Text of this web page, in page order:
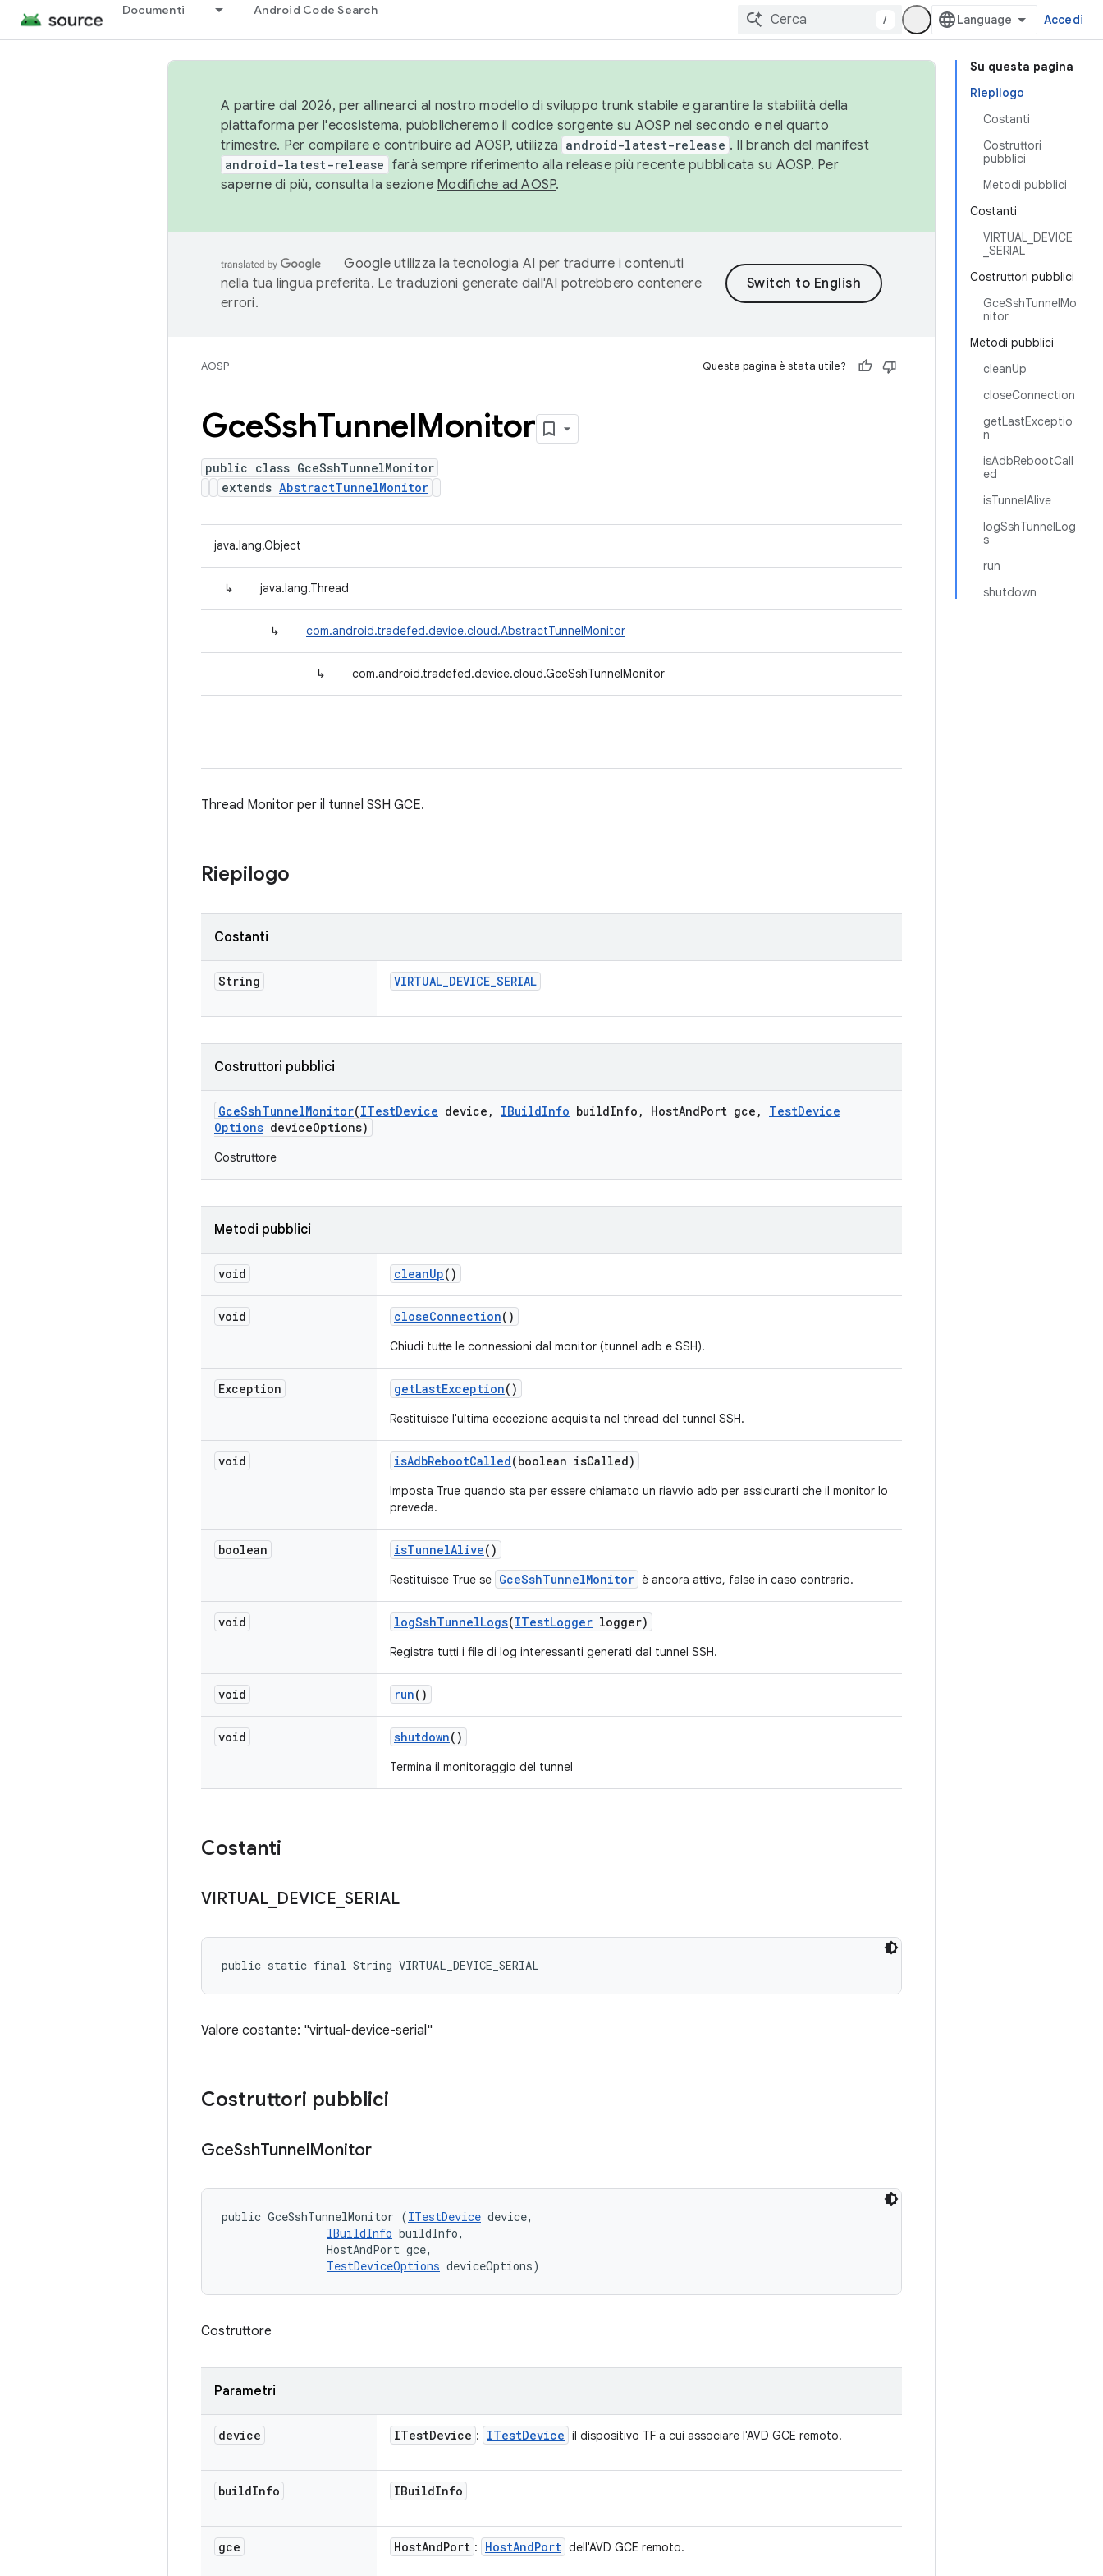
Documenti Android Code Search
/ Accedi
Su questa pagina
Riepilogo
Costanti
Costruttori
pubblici
Metodi pubblici
Costanti
VIRTUAL_DEVICE
_SERIAL
Costruttori pubblici
GceSshTunnelMo
nitor
Metodi pubblici
cleanUp
closeConnection
getLastExceptio
n
isAdbRebootCall
ed
isTunnelAlive
logSshTunnelLog
s
run
shutdown
A partire dal 2026, per allinearci al nostro modello di sviluppo trunk stabile e garantire la stabilità della
piattaforma per l'ecosistema, pubblicheremo il codice sorgente su AOSP nel secondo e nel quarto
trimestre. Per compilare e contribuire ad AOSP, utilizza android-latest-release . Il branch del manifest
android-latest-release farà sempre riferimento alla release più recente pubblicata su AOSP. Per
saperne di più, consulta la sezione Modifiche ad AOSP.
Google utilizza la tecnologia AI per tradurre i contenuti
nella tua lingua preferita. Le traduzioni generate dall'AI potrebbero contenere
errori.
AOSP Questa pagina è stata utile?
GceSshTunnelMonitor
public class GceSshTunnelMonitor
extends AbstractTunnelMonitor
java.lang.Object
↳ java.lang.Thread
↳ com.android.tradefed.device.cloud.AbstractTunnelMonitor
↳ com.android.tradefed.device.cloud.GceSshTunnelMonitor
Thread Monitor per il tunnel SSH GCE.
Riepilogo
Costanti
String VIRTUAL_DEVICE_SERIAL
Costruttori pubblici
GceSshTunnelMonitor(ITestDevice device , IBuildInfo buildInfo , HostAndPort gce , TestDevice
Options deviceOptions)
Costruttore
Metodi pubblici
void cleanUp()
void closeConnection()
Chiudi tutte le connessioni dal monitor (tunnel adb e SSH).
Exception getLastException()
Restituisce l'ultima eccezione acquisita nel thread del tunnel SSH.
void isAdbRebootCalled(boolean isCalled)
Imposta True quando sta per essere chiamato un riavvio adb per assicurarti che il monitor lo
preveda.
boolean isTunnelAlive()
Restituisce True se GceSshTunnelMonitor è ancora attivo, false in caso contrario.
void logSshTunnelLogs(ITestLogger logger)
Registra tutti i file di log interessanti generati dal tunnel SSH.
void run()
void shutdown()
Termina il monitoraggio del tunnel
Costanti
VIRTUAL DEVICE SERIAL
public static final String VIRTUAL_DEVICE_SERIAL
Valore costante: "virtual-device-serial"
Costruttori pubblici
GceSshTunnelMonitor
public GceSshTunnelMonitor (ITestDevice device,
IBuildInfo buildInfo,
                HostAndPort gce,
TestDeviceOptions deviceOptions)
Costruttore
Parametri
device ITestDevice : ITestDevice il dispositivo TF a cui associare l'AVD GCE remoto.
buildInfo IBuildInfo
gce HostAndPort : HostAndPort dell'AVD GCE remoto.